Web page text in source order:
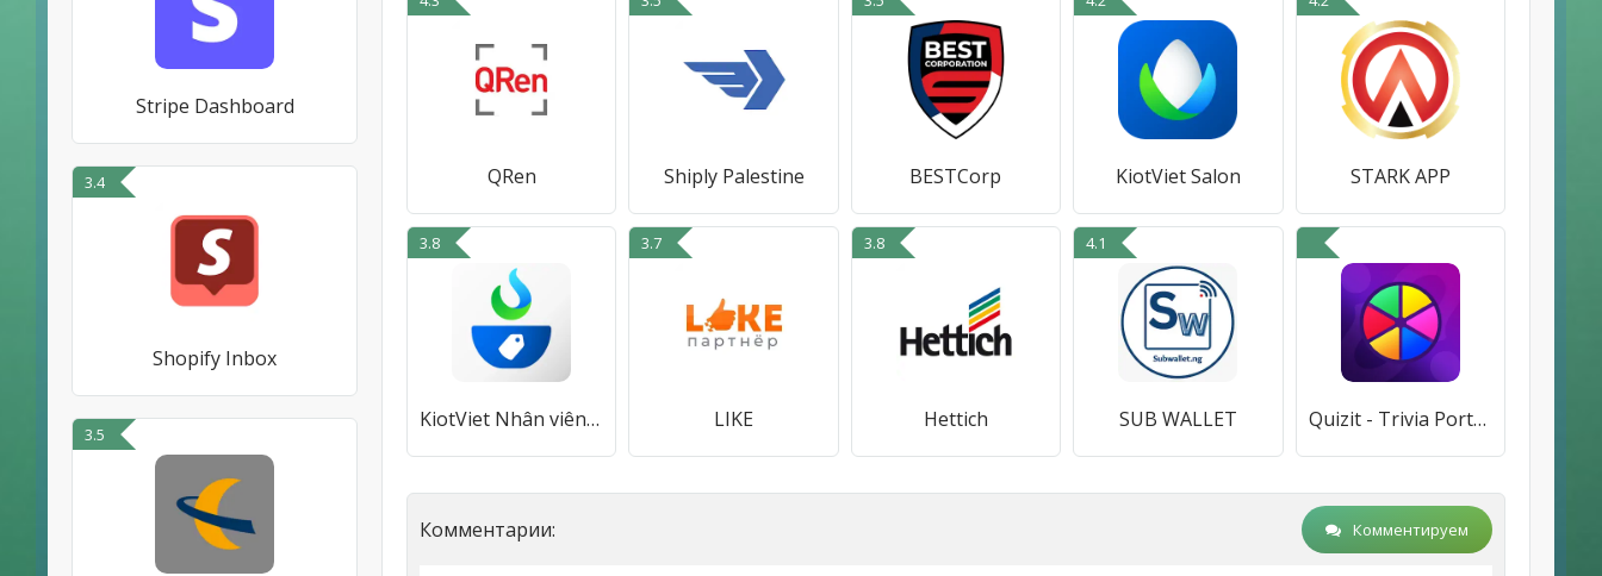
Stripe Dashboard
3.4
Shopify Inbox
3.5
QRen Shiply Palestine BESTCorp KiotViet Salon STARK APP
3.8
KiotViet Nhân viên Nhà hàng
3.7
LIKE
3.8
Hettich
4.1
SUB WALLET Quizit - Trivia Português
Комментарии: Комментируем